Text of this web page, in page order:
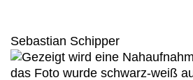
Sebastian Schipper